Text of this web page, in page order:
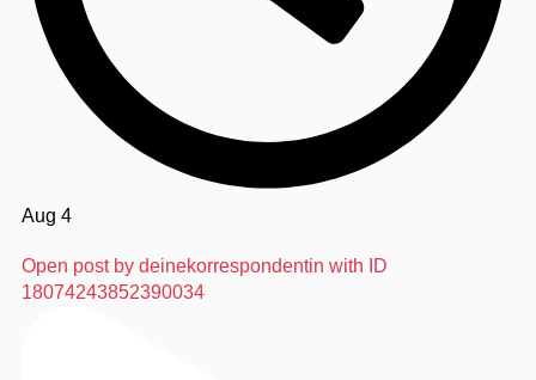
Aug 4
Open post by deinekorrespondentin with ID
18074243852390034